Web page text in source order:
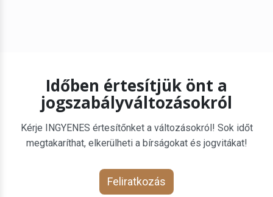
Időben értesítjük önt a
jogszabályváltozásokról
Kérje INGYENES értesítőnket a változásokról! Sok időt
megtakaríthat, elkerülheti a bírságokat és jogvitákat!
Feliratkozás